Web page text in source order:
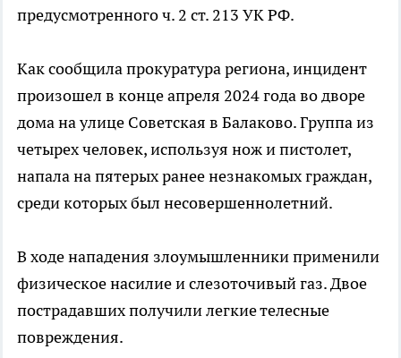
предусмотренного ч. 2 ст. 213 УК РФ.
Как сообщила прокуратура региона, инцидент
произошел в конце апреля 2024 года во дворе
дома на улице Советская в Балаково. Группа из
четырех человек, используя нож и пистолет,
напала на пятерых ранее незнакомых граждан,
среди которых был несовершеннолетний.
В ходе нападения злоумышленники применили
физическое насилие и слезоточивый газ. Двое
пострадавших получили легкие телесные
повреждения.